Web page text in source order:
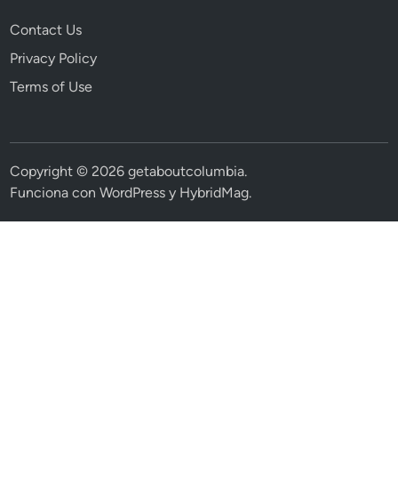
Contact Us
Privacy Policy
Terms of Use
Copyright © 2026getaboutcolumbia.
Funciona conWordPress y HybridMag.